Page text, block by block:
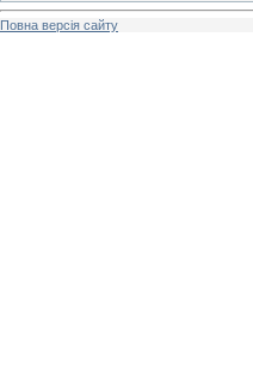
Повна версія сайту